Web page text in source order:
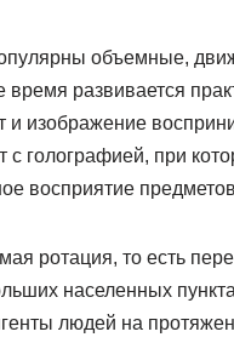
объемные,
развивается
и изображение
с голографией, при
восприятие
ротация, то есть
населенных
людей на